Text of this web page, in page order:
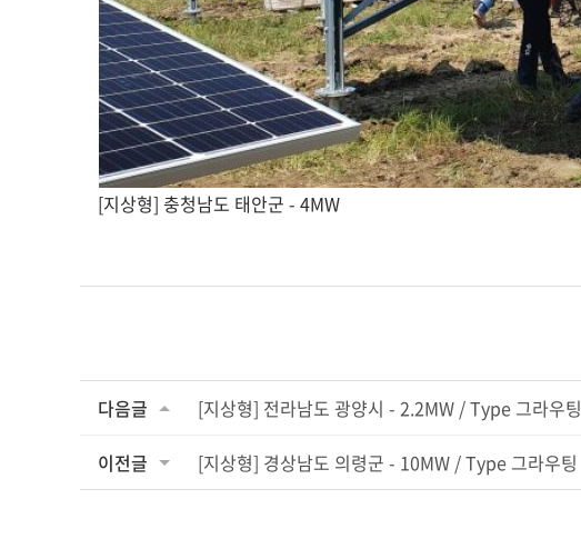
[지상형] 충청남도 태안군 - 4MW
다음글 [지상형] 전라남도 광양시 - 2.2MW / Type 그라우팅
이전글 [지상형] 경상남도 의령군 - 10MW / Type 그라우팅